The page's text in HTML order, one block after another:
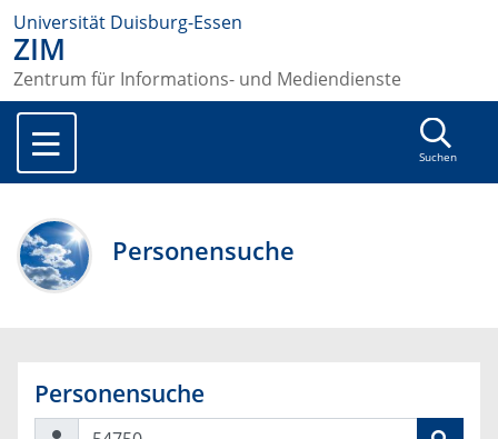
Universität Duisburg-Essen
ZIM
Zentrum für Informations- und Mediendienste
Suchen
Personensuche
Personensuche
Suchen